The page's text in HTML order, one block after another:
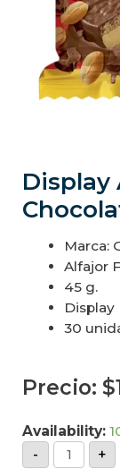
Display
Marca:
Alfajor
45 g.
Display
30
Precio: $
Availability:
-
+